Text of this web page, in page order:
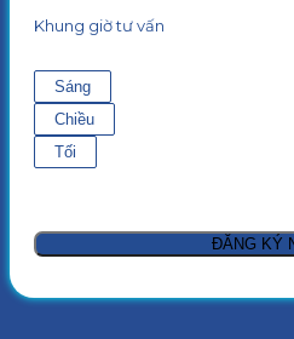
Khung giờ tư vấn
Sáng
Chiều
Tối